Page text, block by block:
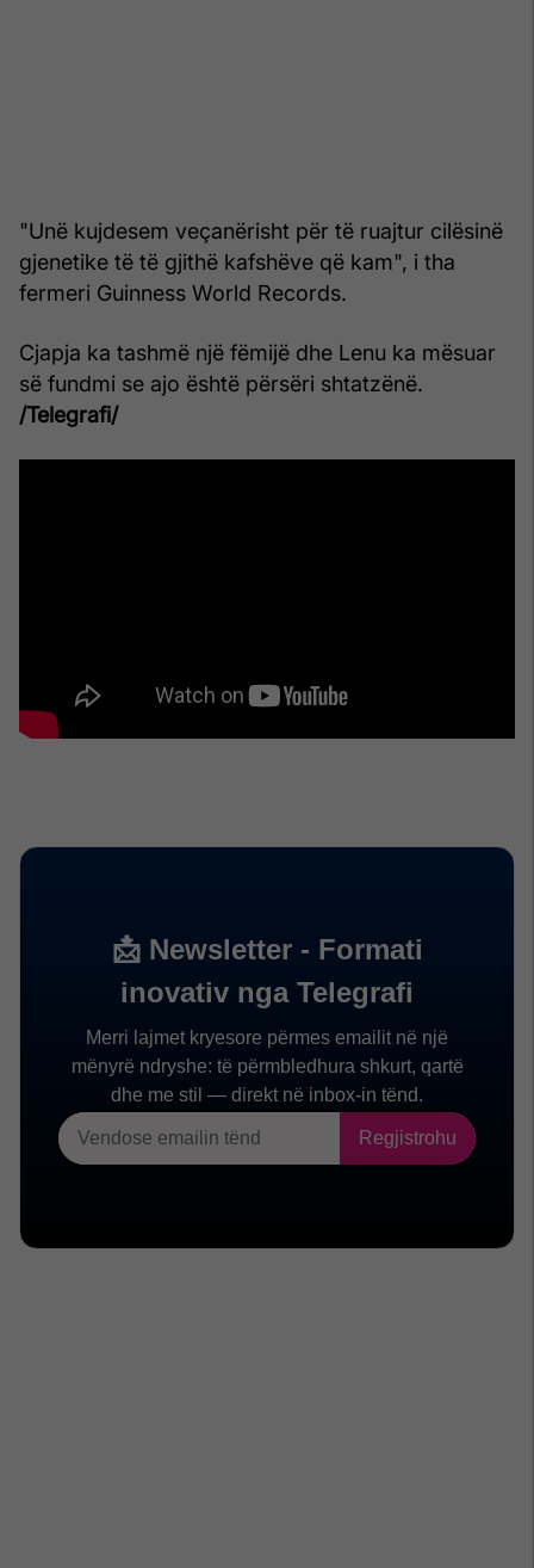
"Unë kujdesem veçanërisht për të ruajtur cilësinë
gjenetike të të gjithë kafshëve që kam", i tha
fermeri Guinness World Records.
Cjapja ka tashmë një fëmijë dhe Lenu ka mësuar
së fundmi se ajo është përsëri shtatzënë.
/Telegrafi/